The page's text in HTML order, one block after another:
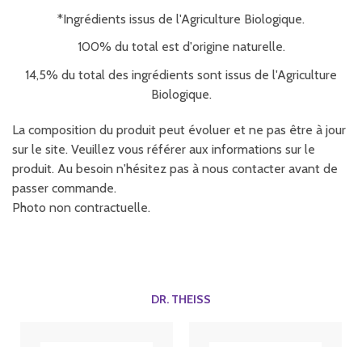
*Ingrédients issus de l'Agriculture Biologique.
100% du total est d'origine naturelle.
14,5% du total des ingrédients sont issus de l'Agriculture
Biologique.
La composition du produit peut évoluer et ne pas être à jour
sur le site. Veuillez vous référer aux informations sur le
produit. Au besoin n'hésitez pas à nous contacter avant de
passer commande.
Photo non contractuelle.
DR. THEISS